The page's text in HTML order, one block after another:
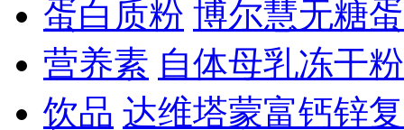
蛋白质粉 博尔慧无糖
营养素 自体母乳冻干
饮品 达维塔蒙富钙锌